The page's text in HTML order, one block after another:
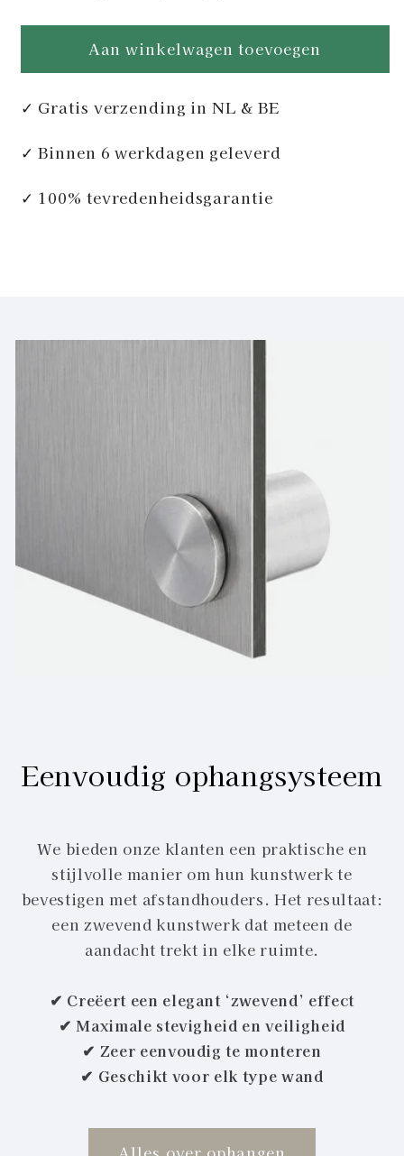
Gold
&amp;
Black
Gold
&amp;
Black
Aan winkelwagen toevoegen
✓ Gratis verzending in NL & BE
✓ Binnen 6 werkdagen geleverd
✓ 100% tevredenheidsgarantie
Eenvoudig ophangsysteem
We bieden onze klanten een praktische en
stijlvolle manier om hun kunstwerk te
bevestigen met afstandhouders. Het resultaat:
een zwevend kunstwerk dat meteen de
aandacht trekt in elke ruimte.
✔ Creëert een elegant ‘zwevend’ effect
✔ Maximale stevigheid en veiligheid
✔ Zeer eenvoudig te monteren
✔ Geschikt voor elk type wand